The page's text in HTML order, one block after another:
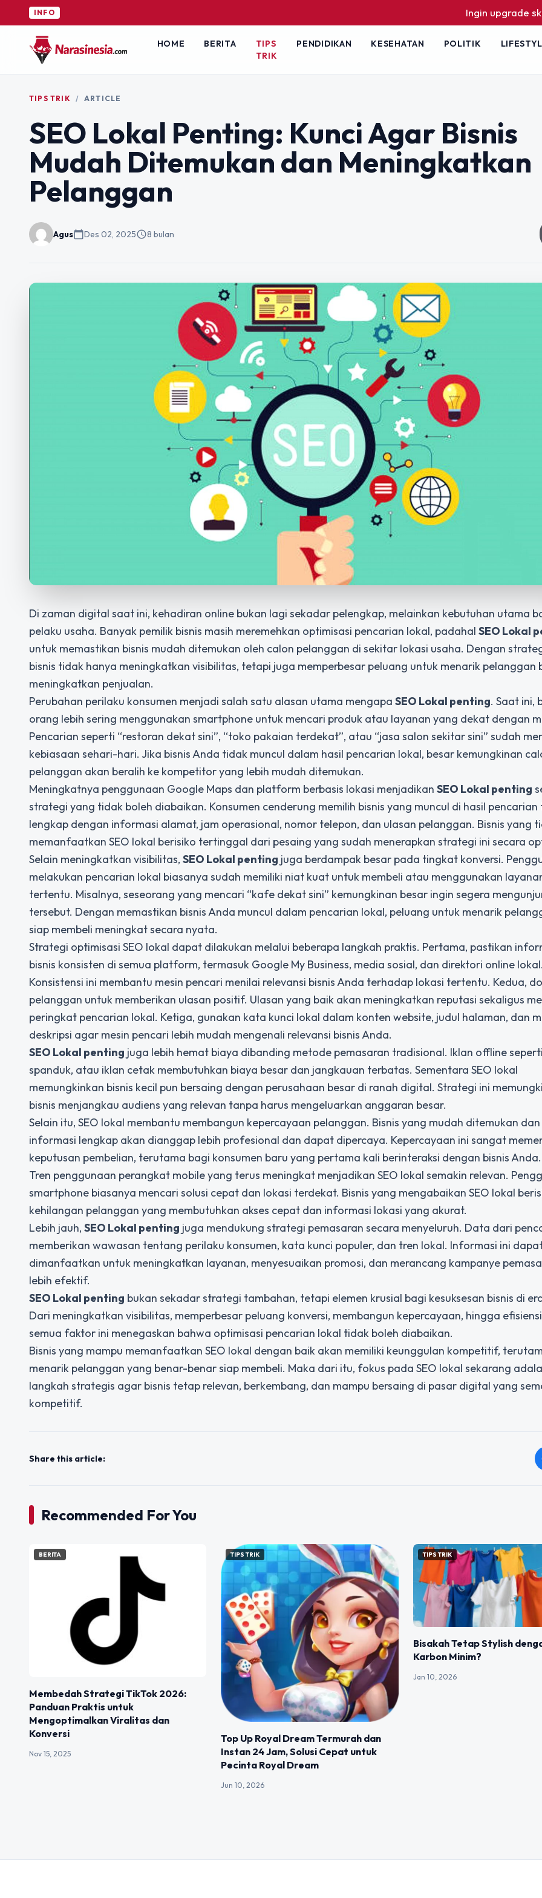
INFO Ingin upgrade skill tanpa
HOME BERITA
TIPS
TRIK
PENDIDIKAN KESEHATAN POLITIK
TIPS TRIK / ARTICLE
SEO Lokal Penting: Kunci Agar Bisnis
Mudah Ditemukan dan Meningkatkan
Pelanggan
Aguscalendar_todayDes 02, 2025schedule8 bulan
Di zaman digital saat ini, kehadiran online bukan lagi sekadar pelengkap, melainkan kebutuhan utama
pelaku usaha. Banyak pemilik bisnis masih meremehkan optimisasi pencarian lokal, padahal SEO Lokal
untuk memastikan bisnis mudah ditemukan oleh calon pelanggan di sekitar lokasi usaha. Dengan
bisnis tidak hanya meningkatkan visibilitas, tetapi juga memperbesar peluang untuk menarik pelanggan
meningkatkan penjualan.
Perubahan perilaku konsumen menjadi salah satu alasan utama mengapa SEO Lokal penting. Saat ini,
orang lebih sering menggunakan smartphone untuk mencari produk atau layanan yang dekat dengan
Pencarian seperti “restoran dekat sini”, “toko pakaian terdekat”, atau “jasa salon sekitar sini” sudah
kebiasaan sehari-hari. Jika bisnis Anda tidak muncul dalam hasil pencarian lokal, besar kemungkinan
pelanggan akan beralih ke kompetitor yang lebih mudah ditemukan.
Meningkatnya penggunaan Google Maps dan platform berbasis lokasi menjadikan SEO Lokal penting
strategi yang tidak boleh diabaikan. Konsumen cenderung memilih bisnis yang muncul di hasil pencarian
lengkap dengan informasi alamat, jam operasional, nomor telepon, dan ulasan pelanggan. Bisnis yang
memanfaatkan SEO lokal berisiko tertinggal dari pesaing yang sudah menerapkan strategi ini secara
Selain meningkatkan visibilitas, SEO Lokal penting juga berdampak besar pada tingkat konversi.
melakukan pencarian lokal biasanya sudah memiliki niat kuat untuk membeli atau menggunakan
tertentu. Misalnya, seseorang yang mencari “kafe dekat sini” kemungkinan besar ingin segera
tersebut. Dengan memastikan bisnis Anda muncul dalam pencarian lokal, peluang untuk menarik
siap membeli meningkat secara nyata.
Strategi optimisasi SEO lokal dapat dilakukan melalui beberapa langkah praktis. Pertama, pastikan
bisnis konsisten di semua platform, termasuk Google My Business, media sosial, dan direktori online lokal.
Konsistensi ini membantu mesin pencari menilai relevansi bisnis Anda terhadap lokasi tertentu. Kedua,
pelanggan untuk memberikan ulasan positif. Ulasan yang baik akan meningkatkan reputasi sekaligus
peringkat pencarian lokal. Ketiga, gunakan kata kunci lokal dalam konten website, judul halaman, dan
deskripsi agar mesin pencari lebih mudah mengenali relevansi bisnis Anda.
SEO Lokal penting juga lebih hemat biaya dibanding metode pemasaran tradisional. Iklan offline
spanduk, atau iklan cetak membutuhkan biaya besar dan jangkauan terbatas. Sementara SEO lokal
memungkinkan bisnis kecil pun bersaing dengan perusahaan besar di ranah digital. Strategi ini
bisnis menjangkau audiens yang relevan tanpa harus mengeluarkan anggaran besar.
Selain itu, SEO lokal membantu membangun kepercayaan pelanggan. Bisnis yang mudah ditemukan
informasi lengkap akan dianggap lebih profesional dan dapat dipercaya. Kepercayaan ini sangat
keputusan pembelian, terutama bagi konsumen baru yang pertama kali berinteraksi dengan bisnis Anda.
Tren penggunaan perangkat mobile yang terus meningkat menjadikan SEO lokal semakin relevan.
smartphone biasanya mencari solusi cepat dan lokasi terdekat. Bisnis yang mengabaikan SEO lokal
kehilangan pelanggan yang membutuhkan akses cepat dan informasi lokasi yang akurat.
Lebih jauh, SEO Lokal penting juga mendukung strategi pemasaran secara menyeluruh. Data dari
memberikan wawasan tentang perilaku konsumen, kata kunci populer, dan tren lokal. Informasi ini
dimanfaatkan untuk meningkatkan layanan, menyesuaikan promosi, dan merancang kampanye
lebih efektif.
SEO Lokal penting bukan sekadar strategi tambahan, tetapi elemen krusial bagi kesuksesan bisnis di
Dari meningkatkan visibilitas, memperbesar peluang konversi, membangun kepercayaan, hingga
semua faktor ini menegaskan bahwa optimisasi pencarian lokal tidak boleh diabaikan.
Bisnis yang mampu memanfaatkan SEO lokal dengan baik akan memiliki keunggulan kompetitif,
menarik pelanggan yang benar-benar siap membeli. Maka dari itu, fokus pada SEO lokal sekarang
langkah strategis agar bisnis tetap relevan, berkembang, dan mampu bersaing di pasar digital yang
kompetitif.
Share this article:
Recommended For You
BERITA
Membedah Strategi TikTok 2026:
Panduan Praktis untuk
Mengoptimalkan Viralitas dan
Konversi
Nov 15, 2025
TIPS TRIK
Top Up Royal Dream Termurah dan
Instan 24 Jam, Solusi Cepat untuk
Pecinta Royal Dream
Jun 10, 2026
TIPS TRIK
Bisakah Tetap Stylish
Karbon Minim?
Jan 10, 2026